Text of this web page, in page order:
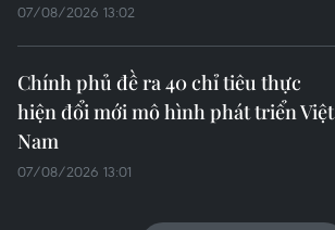
07/08/2026 13:02
Chính phủ đề ra 40 chỉ tiêu thực
hiện đổi mới mô hình phát triển Việt
Nam
07/08/2026 13:01